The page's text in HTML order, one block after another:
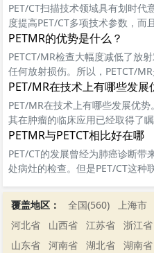
PET/CT扫描技术领域具有划时代
度提高PET/CT多项技术参数，而
和准确性。
PETMR的优势是什么？
PETCT/MR检查大幅度减低了放
任何放射损伤。所以，PETCT/
PET/MR在技术上有哪些发展
PET/MR在技术上有哪些发展优势
其在肿瘤的临床应用已经取得了
T/CT,PET/MR也进入了人们的视线
PETMR与PETCT相比好在哪
PET/CT的发展曾经为肺癌诊断
处病灶的检查。但是PET/CT这种
覆盖地区：
全国(560) 上海市
河北省
山西省 江苏省 浙江省
山东省
河南省 湖北省 湖南省